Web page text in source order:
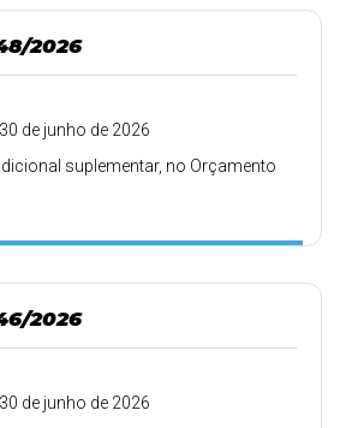
2026
de junho de 2026
suplementar, no Orçamento
2026
de junho de 2026